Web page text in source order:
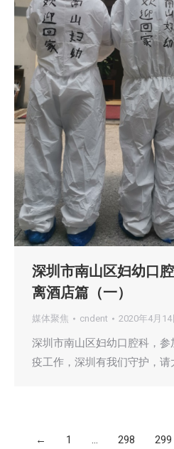
深圳市南山区妇幼口
离酒店篇（一）
媒体聚焦 cndent 2020年4月14
深圳市南山区妇幼口腔科，
疫工作，深圳有我们守护，请
← 1 … 298 299